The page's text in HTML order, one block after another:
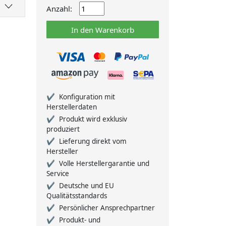
Anzahl:
In den Warenkorb
Konfiguration mit
Herstellerdaten
Produkt wird exklusiv
produziert
Lieferung direkt vom
Hersteller
Volle Herstellergarantie und
Service
Deutsche und EU
Qualitätsstandards
Persönlicher Ansprechpartner
Produkt- und